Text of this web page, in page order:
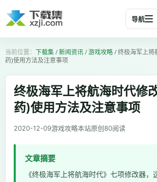
导航
下载集/新闻资讯/游戏攻略/终极海军上将
药)使用方法及注意事项
终极海军上将航海时代修
药)使用方法及注意事项
2020-12-09游戏攻略本站原创80阅读
文章摘要
《终极海军上将航海时代》七项修改器，